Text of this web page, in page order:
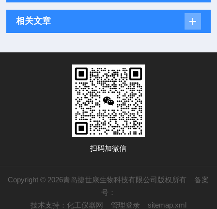
相关文章
扫码加微信
Copyright © 2026青岛捷世康生物科技有限公司版权所有 备案
号：
技术支持： 化工仪器网 管理登录 sitemap.xml